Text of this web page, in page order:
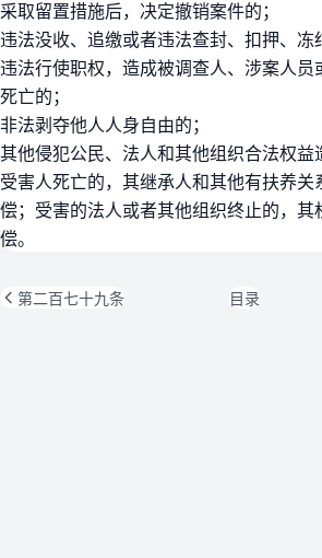
采取留置措施后，决定撤销案件的；
违法没收、追缴或者违法查封、扣押、冻
违法行使职权，造成被调查人、涉案人
死亡的；
非法剥夺他人人身自由的；
其他侵犯公民、法人和其他组织合法权益
受害人死亡的，其继承人和其他有扶养
偿；受害的法人或者其他组织终止的，
偿。
第二百七十九条 目录